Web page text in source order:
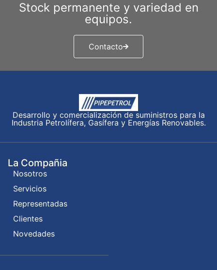
Stock permanente y variedad en
equipos.
Contacto
Desarrollo y comercialización de suministros para la
Industria Petrolífera, Gasífera y Energías Renovables.
La Compañia
Nosotros
Servicios
Representadas
Clientes
Novedades